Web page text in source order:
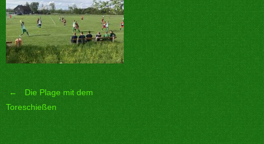
Post
navigation
←
Die Plage mit dem
Toreschießen